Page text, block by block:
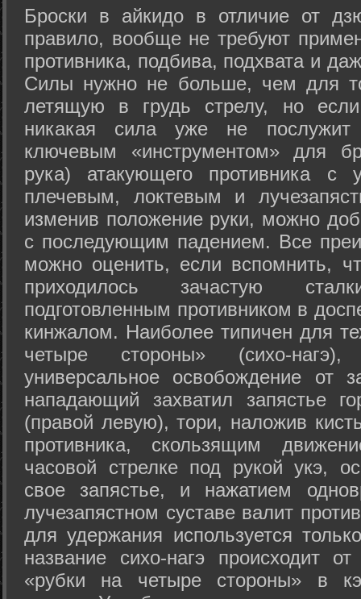
Броски в айкидо в отличие от
правило, вообще не требуют
противника, подбива, подхвата и
Силы нужно не больше, чем для
летящую в грудь стрелу, но
никакая сила уже не
ключевым «инструментом» для
рука) атакующего противника с
плечевым, локтевым и
изменив положение руки, можно
с последующим падением. Все
можно оценить, если вспомнить,
приходилось зачастую
подготовленным противником в
кинжалом. Наиболее типичен для
четыре стороны» (сихо-
универсальное освобождение от
нападающий захватил запястье
(правой левую), тори, наложив
противника, скользящим
часовой стрелке под рукой укэ,
свое запястье, и нажатием
лучезапястном суставе валит
для удержания используется
название сихо-нагэ происходит
«рубки на четыре стороны» в